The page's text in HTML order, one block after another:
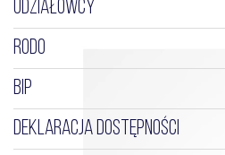
UDZIAŁOWCY
RODO
BIP
DEKLARACJA DOSTĘPNOŚCI